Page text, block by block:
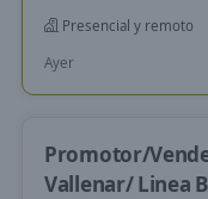
Presencial y remoto
Ayer
Promotor/
Vallenar/ Linea